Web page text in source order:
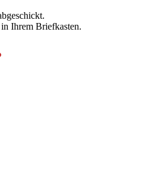
Ihrem Briefkasten.